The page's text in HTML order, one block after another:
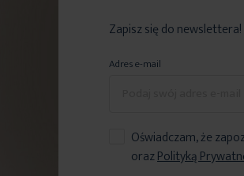
Zapisz się do
Adres e-mail
Oświadczam, że
orazPolityką